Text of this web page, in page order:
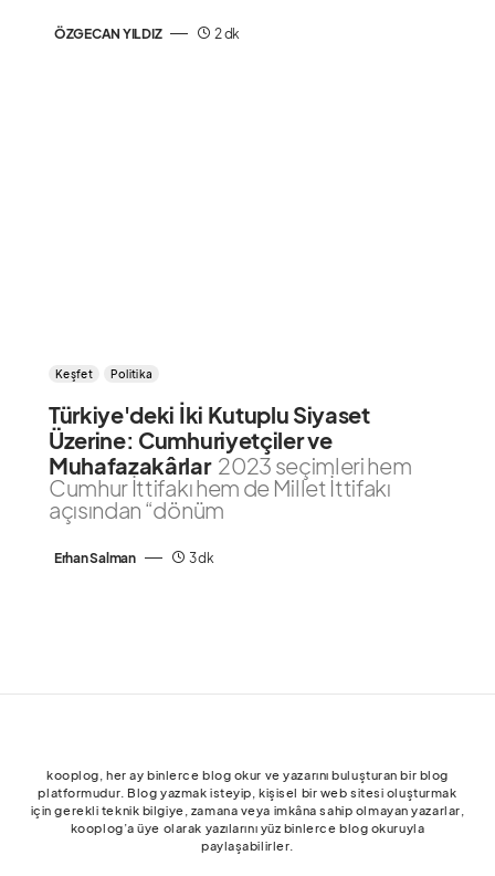
ÖZGECAN YILDIZ 2 dk
Keşfet Politika
Türkiye'deki İki Kutuplu Siyaset
Üzerine: Cumhuriyetçiler ve
Muhafazakârlar 2023 seçimleri hem
Cumhur İttifakı hem de Millet İttifakı
açısından “dönüm
Erhan Salman 3 dk
kooplog, her ay binlerce blog okur ve yazarını buluşturan bir blog
platformudur. Blog yazmak isteyip, kişisel bir web sitesi oluşturmak
için gerekli teknik bilgiye, zamana veya imkâna sahip olmayan yazarlar,
kooplog’a üye olarak yazılarını yüz binlerce blog okuruyla
paylaşabilirler.